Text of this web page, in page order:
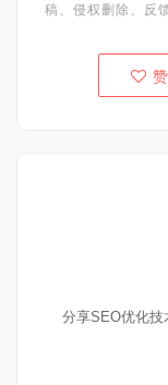
稿、侵权删除、反
分享SEO优化技